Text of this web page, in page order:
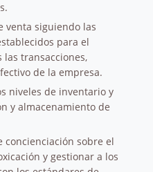
venta siguiendo las
para el
las transacciones,
de la empresa.
niveles de inventario y
y almacenamiento de
concienciación sobre el
y gestionar a los